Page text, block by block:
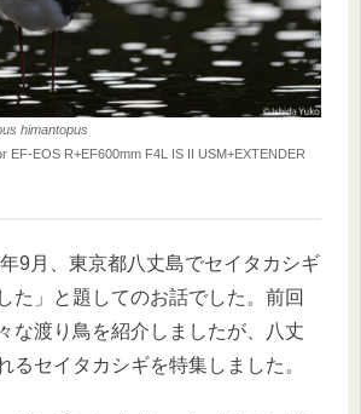
himantopus
EF-EOS R+EF600mm F4L IS II USM+EXTENDER
9月、東京都八丈島でセイタカシギ
た」と題してのお話でした。前回
な渡り鳥を紹介しましたが、八丈
るセイタカシギを特集しました。